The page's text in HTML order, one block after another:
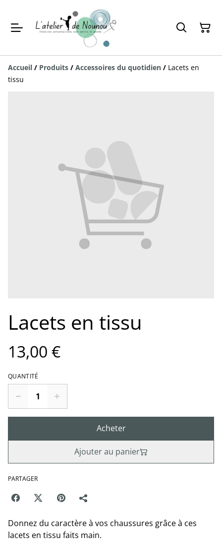
Accueil / Produits / Accessoires du quotidien / Lacets en
tissu
Lacets en tissu
13,00 €
QUANTITÉ
Acheter
Ajouter au panier
PARTAGER
Donnez du caractère à vos chaussures grâce à ces
lacets en tissu faits main.